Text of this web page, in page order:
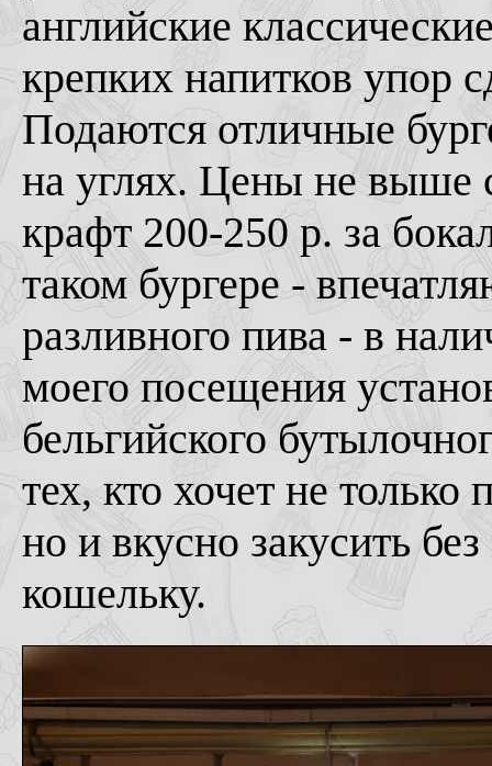
английские
крепких напитков упор
Подаются отличные
на углях. Цены не выше
крафт 200-250 р. за
таком бургере -
разливного пива - в
моего посещения
бельгийского
тех, кто хочет не
но и вкусно закусить
кошельку.